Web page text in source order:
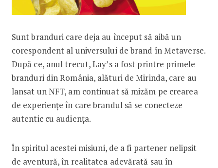
Sunt branduri care deja au început să aibă un
corespondent al universului de brand în Metaverse.
După ce, anul trecut, Lay’s a fost printre primele
branduri din România, alături de Mirinda, care au
lansat un NFT, am continuat să mizăm pe crearea
de experiențe în care brandul să se conecteze
autentic cu audiența.
În spiritul acestei misiuni, de a fi partener nelipsit
de aventură, în realitatea adevărată sau în